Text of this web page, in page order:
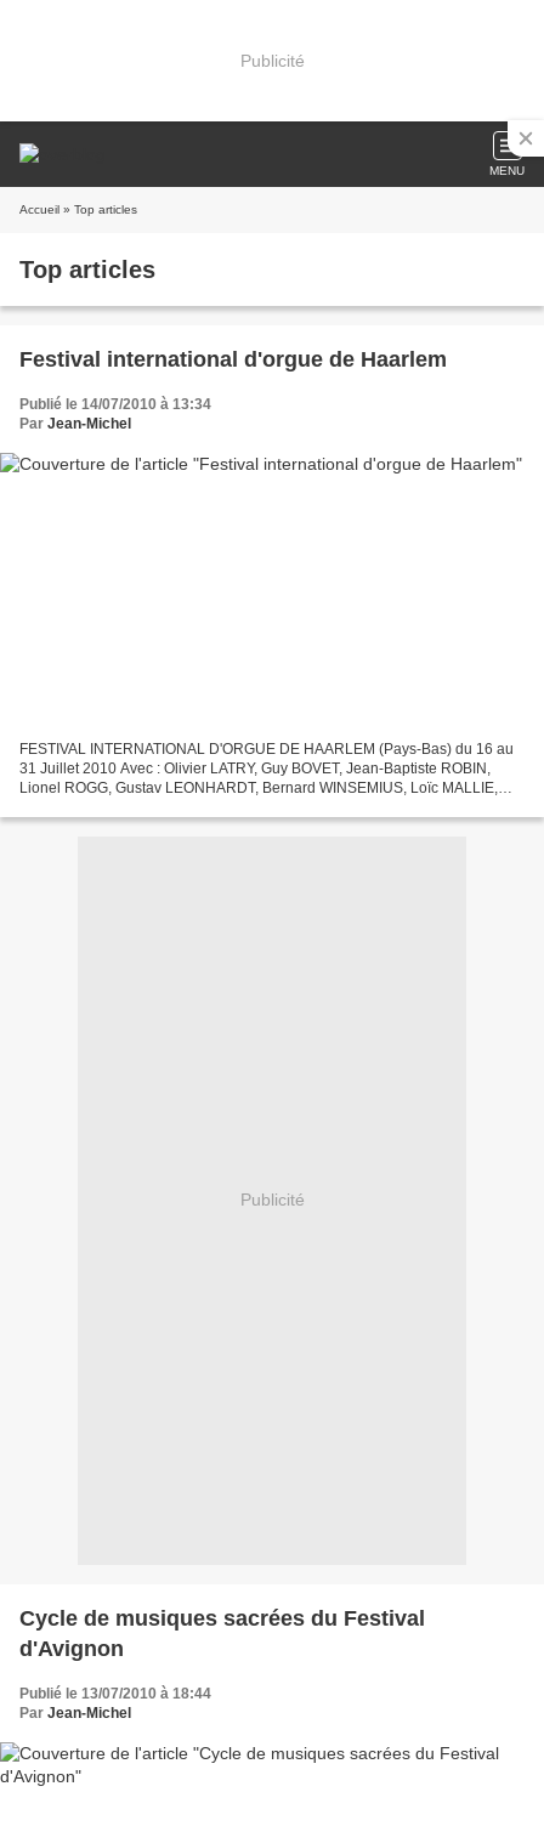
Publicité
MENU
Accueil » Top articles
Top articles
Festival international d'orgue de Haarlem
Publié le 14/07/2010 à 13:34
Par Jean-Michel
FESTIVAL INTERNATIONAL D'ORGUE DE HAARLEM (Pays-Bas) du 16 au
31 Juillet 2010 Avec : Olivier LATRY, Guy BOVET, Jean-Baptiste ROBIN,
Lionel ROGG, Gustav LEONHARDT, Bernard WINSEMIUS, Loïc MALLIE,
Renseignements...
Publicité
Cycle de musiques sacrées du Festival
d'Avignon
Publié le 13/07/2010 à 18:44
Par Jean-Michel